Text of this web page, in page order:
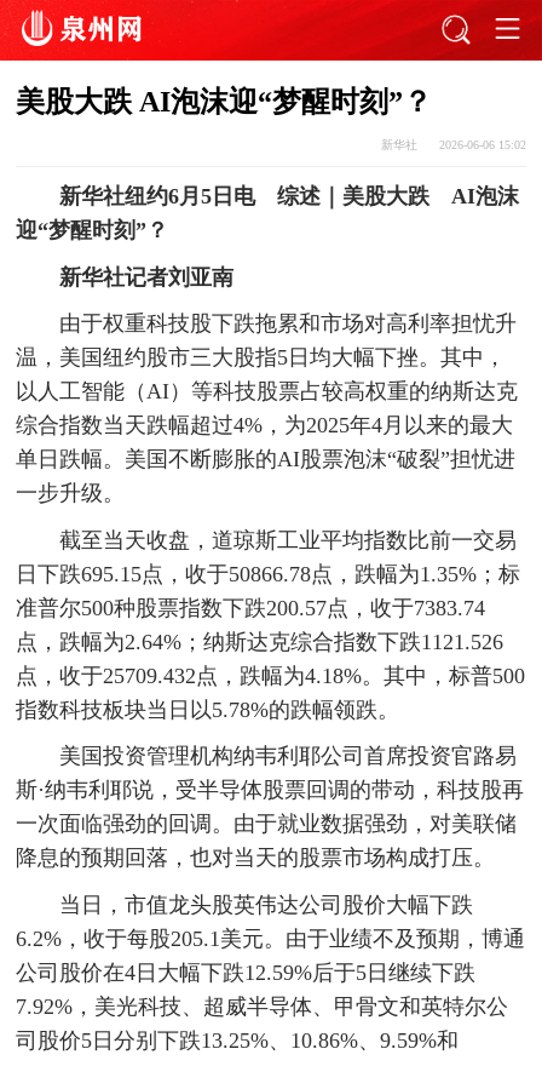
美股大跌 AI泡沫迎“梦醒时刻”？
新华社 2026-06-06 15:02
新华社纽约6月5日电 综述｜美股大跌 AI泡沫
迎“梦醒时刻”？
新华社记者刘亚南
由于权重科技股下跌拖累和市场对高利率担忧升
温，美国纽约股市三大股指5日均大幅下挫。其中，
以人工智能（AI）等科技股票占较高权重的纳斯达克
综合指数当天跌幅超过4%，为2025年4月以来的最大
单日跌幅。美国不断膨胀的AI股票泡沫“破裂”担忧进
一步升级。
截至当天收盘，道琼斯工业平均指数比前一交易
日下跌695.15点，收于50866.78点，跌幅为1.35%；标
准普尔500种股票指数下跌200.57点，收于7383.74
点，跌幅为2.64%；纳斯达克综合指数下跌1121.526
点，收于25709.432点，跌幅为4.18%。其中，标普500
指数科技板块当日以5.78%的跌幅领跌。
美国投资管理机构纳韦利耶公司首席投资官路易
斯·纳韦利耶说，受半导体股票回调的带动，科技股再
一次面临强劲的回调。由于就业数据强劲，对美联储
降息的预期回落，也对当天的股票市场构成打压。
当日，市值龙头股英伟达公司股价大幅下跌
6.2%，收于每股205.1美元。由于业绩不及预期，博通
公司股价在4日大幅下跌12.59%后于5日继续下跌
7.92%，美光科技、超威半导体、甲骨文和英特尔公
司股价5日分别下跌13.25%、10.86%、9.59%和